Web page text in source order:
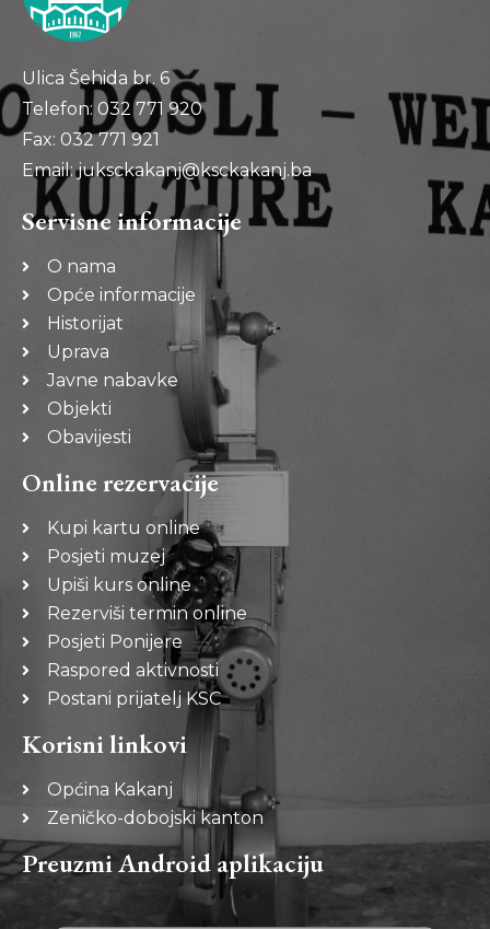
Ulica Šehida br. 6
Telefon: 032 771 920
Fax: 032 771 921
Email: juksckakanj@ksckakanj.ba
Servisne informacije
O nama
Opće informacije
Historijat
Uprava
Javne nabavke
Objekti
Obavijesti
Online rezervacije
Kupi kartu online
Posjeti muzej
Upiši kurs online
Rezerviši termin online
Posjeti Ponijere
Raspored aktivnosti
Postani prijatelj KSC
Korisni linkovi
Općina Kakanj
Zeničko-dobojski kanton
Preuzmi Android aplikaciju